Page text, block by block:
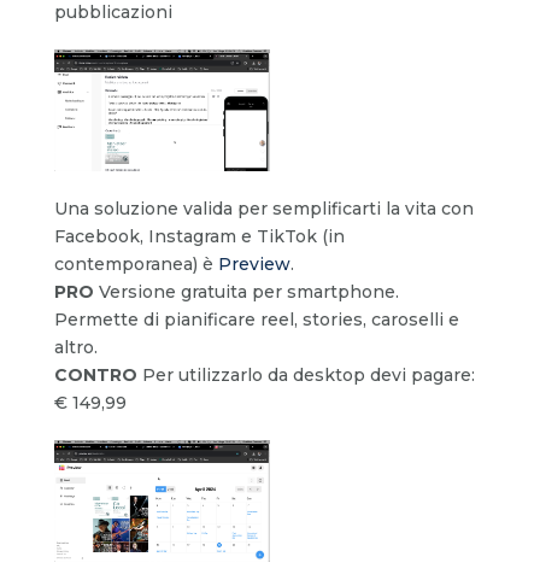
pubblicazioni
Una soluzione valida per semplificarti la vita con
Facebook, Instagram e TikTok (in
contemporanea) è Preview.
PRO Versione gratuita per smartphone.
Permette di pianificare reel, stories, caroselli e
altro.
CONTRO Per utilizzarlo da desktop devi pagare:
€ 149,99